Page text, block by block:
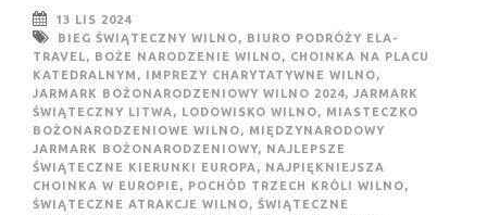
13 LIS 2024
BIEG ŚWIĄTECZNY WILNO, BIURO PODRÓŻY ELA-
TRAVEL, BOŻE NARODZENIE WILNO, CHOINKA NA PLACU
KATEDRALNYM , IMPREZY CHARYTATYWNE WILNO,
JARMARK BOŻONARODZENIOWY WILNO 2024, JARMARK
ŚWIĄTECZNY LITWA, LODOWISKO WILNO, MIASTECZKO
BOŻONARODZENIOWE WILNO, MIĘDZYNARODOWY
JARMARK BOŻONARODZENIOWY, NAJLEPSZE
ŚWIĄTECZNE KIERUNKI EUROPA, NAJPIĘKNIEJSZA
CHOINKA W EUROPIE , POCHÓD TRZECH KRÓLI WILNO,
ŚWIĄTECZNE ATRAKCJE WILNO, ŚWIĄTECZNE